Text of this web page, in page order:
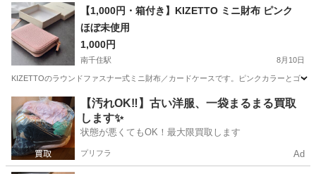
東京 港区 品川駅 ワンピース
【1,000円・箱付き】KIZETTO ミニ財布 ピンク
ほぼ未使用
1,000円
南千住駅 8月10日
KIZETTOのラウンドファスナー式ミニ財布／カードケースです。ピンクカラーとゴ
東京 荒川区 南千住駅 小物
【汚れOK‼️】古い洋服、一袋まるまる買取
します✨
状態が悪くてもOK！最大限買取します
プリフラ Ad